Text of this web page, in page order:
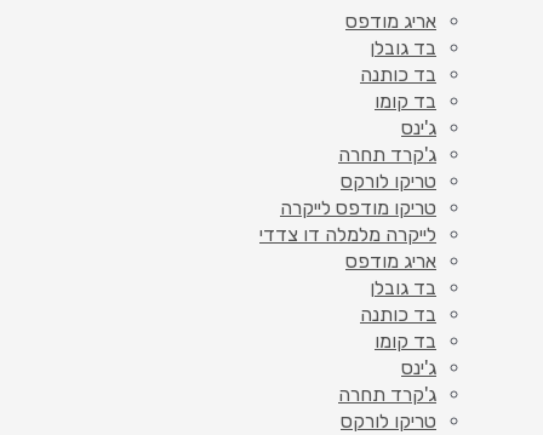
אריג מודפס
בד גובלן
בד כותנה
בד קומו
ג'ינס
ג'קרד תחרה
טריקו לורקס
טריקו מודפס לייקרה
לייקרה מלמלה דו צדדי
אריג מודפס
בד גובלן
בד כותנה
בד קומו
ג'ינס
ג'קרד תחרה
טריקו לורקס